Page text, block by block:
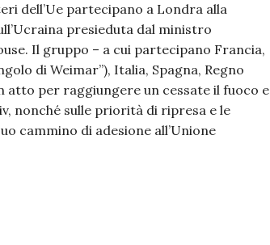
dell’Ue partecipano a Londra alla
presieduta dal ministro
Il gruppo – a cui partecipano Francia,
di Weimar”), Italia, Spagna, Regno
per raggiungere un cessate il fuoco e
nonché sulle priorità di ripresa e le
cammino di adesione all’Unione